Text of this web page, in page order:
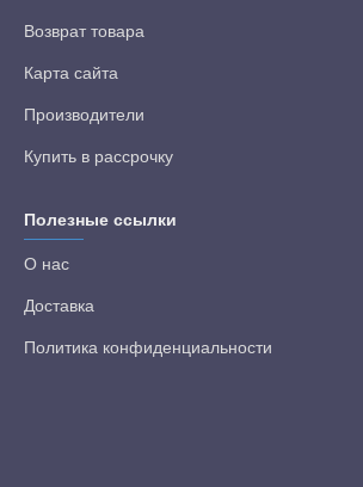
Возврат товара
Карта сайта
Производители
Купить в рассрочку
Полезные ссылки
О нас
Доставка
Политика конфиденциальности